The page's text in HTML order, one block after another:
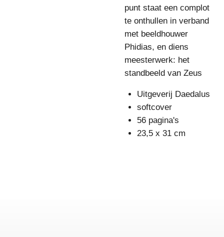
punt staat een complot
te onthullen in verband
met beeldhouwer
Phidias, en diens
meesterwerk: het
standbeeld van Zeus
Uitgeverij Daedalus
softcover
56 pagina's
23,5 x 31 cm